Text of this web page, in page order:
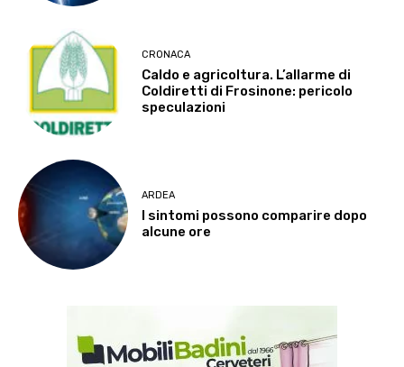
CRONACA
Caldo e agricoltura. L’allarme di
Coldiretti di Frosinone: pericolo
speculazioni
ARDEA
I sintomi possono comparire dopo
alcune ore